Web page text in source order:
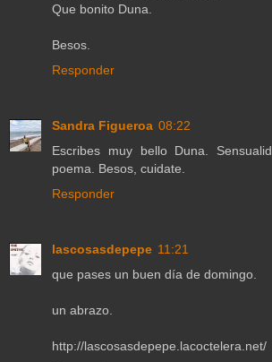
Que bonito Duna.
Besos.
Responder
Sandra Figueroa 08:22
Escribes muy bello Duna.
poema. Besos, cuidate.
Responder
lascosasdepepe 11:21
que pases un buen día de domingo.
un abrazo.
http://lascosasdepepe.lacoctelera.net/